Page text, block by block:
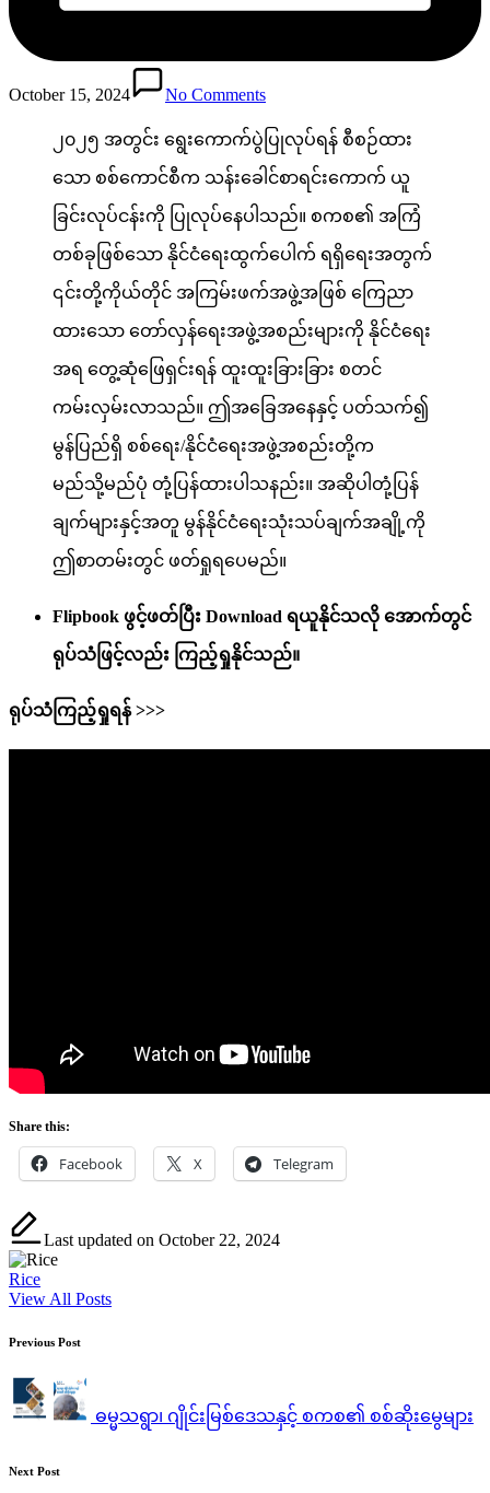
October 15, 2024 No Comments
၂၀၂၅ အတွင်း ရွေးကောက်ပွဲပြုလုပ်ရန် စီစဉ်ထား
သော စစ်ကောင်စီက သန်းခေါင်စာရင်းကောက် ယူ
ခြင်းလုပ်ငန်းကို ပြုလုပ်နေပါသည်။ စကစ၏ အကြံ
တစ်ခုဖြစ်သော နိုင်ငံရေးထွက်ပေါက် ရရှိရေးအတွက်
၎င်းတို့ကိုယ်တိုင် အကြမ်းဖက်အဖွဲ့အဖြစ် ကြေညာ
ထားသော တော်လှန်ရေးအဖွဲ့အစည်းများကို နိုင်ငံရေး
အရ တွေ့ဆုံဖြေရှင်းရန် ထူးထူးခြားခြား စတင်
ကမ်းလှမ်းလာသည်။ ဤအခြေအနေနှင့် ပတ်သက်၍
မွန်ပြည်ရှိ စစ်ရေး/နိုင်ငံရေးအဖွဲ့အစည်းတို့က
မည်သို့မည်ပုံ တုံ့ပြန်ထားပါသနည်း။ အဆိုပါတုံ့ပြန်
ချက်များနှင့်အတူ မွန်နိုင်ငံရေးသုံးသပ်ချက်အချို့ကို
ဤစာတမ်းတွင် ဖတ်ရှုရပေမည်။
Flipbook ဖွင့်ဖတ်ပြီး ‌Download ရယူနိုင်သလို အောက်တွင်
ရုပ်သံဖြင့်လည်း ကြည့်ရှုနိုင်သည်။
ရုပ်သံကြည့်ရှုရန် >>>
Share this:
Facebook X Telegram
Last updated on October 22, 2024
Rice
View All Posts
Post
navigation
Previous Post
ဓမ္မသရွာ၊ ဂျိုင်းမြစ်ဒေသနှင့် စကစ၏ စစ်ဆိုးမွေများ
Next Post